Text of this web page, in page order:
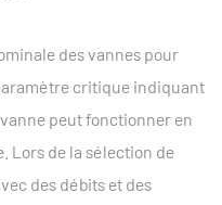
des vannes pour
critique indiquant
peut fonctionner en
Lors de la sélection de
des débits et des